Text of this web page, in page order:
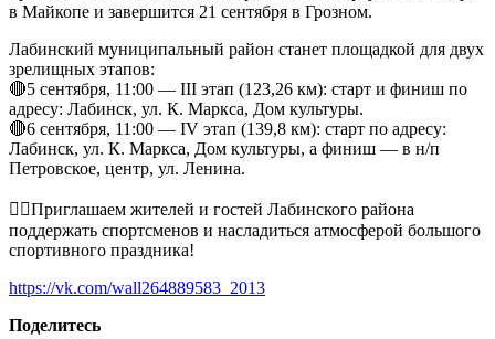
в Майкопе и завершится 21 сентября в Грозном.
Лабинский муниципальный район станет площадкой для двух
зрелищных этапов:
🔴5 сентября, 11:00 — III этап (123,26 км): старт и финиш по
адресу: Лабинск, ул. К. Маркса, Дом культуры.
🔴6 сентября, 11:00 — IV этап (139,8 км): старт по адресу:
Лабинск, ул. К. Маркса, Дом культуры, а финиш — в н/п
Петровское, центр, ул. Ленина.
🚴‍♂Приглашаем жителей и гостей Лабинского района
поддержать спортсменов и насладиться атмосферой большого
спортивного праздника!
https://vk.com/wall264889583_2013
Поделитесь